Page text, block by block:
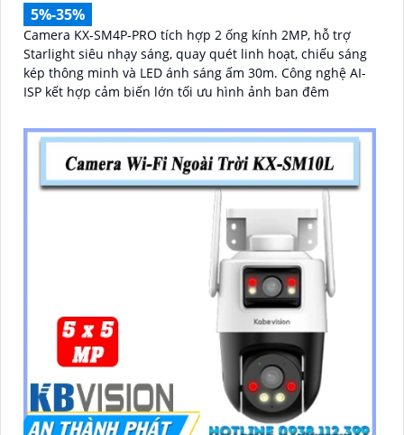
5%-35%
Camera KX-SM4P-PRO tích hợp 2 ống kính 2MP, hỗ trợ
Starlight siêu nhạy sáng, quay quét linh hoạt, chiếu sáng
kép thông minh và LED ánh sáng ấm 30m. Công nghệ AI-
ISP kết hợp cảm biến lớn tối ưu hình ảnh ban đêm